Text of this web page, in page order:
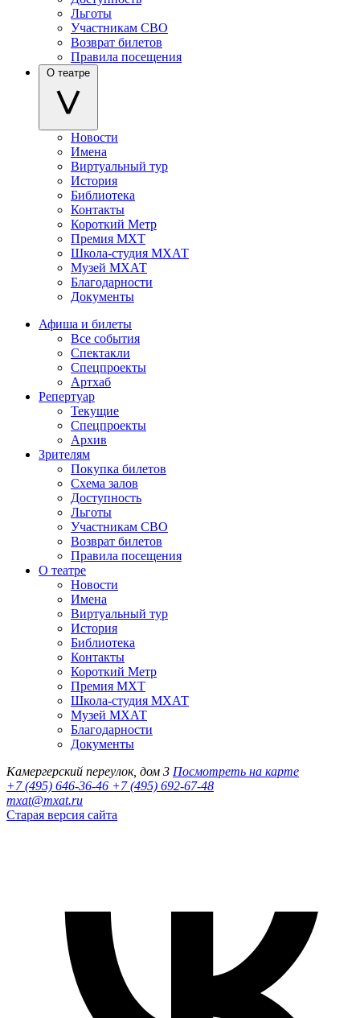
Льготы
Участникам СВО
Возврат билетов
Правила посещения
О театре
Новости
Имена
Виртуальный тур
История
Библиотека
Контакты
Короткий Метр
Премия МХТ
Школа-студия МХАТ
Музей МХАТ
Благодарности
Документы
Афиша и билеты
Все события
Спектакли
Спецпроекты
Артхаб
Репертуар
Текущие
Спецпроекты
Архив
Зрителям
Покупка билетов
Схема залов
Доступность
Льготы
Участникам СВО
Возврат билетов
Правила посещения
О театре
Новости
Имена
Виртуальный тур
История
Библиотека
Контакты
Короткий Метр
Премия МХТ
Школа-студия МХАТ
Музей МХАТ
Благодарности
Документы
Камергерский переулок, дом 3 Посмотреть на карте
+7 (495) 646-36-46 +7 (495) 692-67-48‬
mxat@mxat.ru
Старая версия сайта